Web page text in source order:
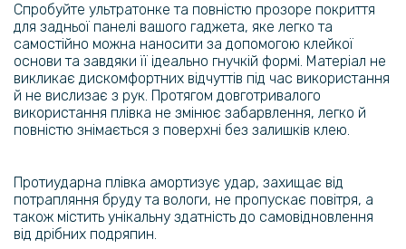
149 грн
239 грн
Чохол накладка New Textile leather саse для Samsung Galaxy A54
339 грн
Чохол накладка Omeve Magnetic Ring для Samsung Galaxy S23 FE
365 грн
Спробуйте ультратонке та повністю прозоре покриття
для задньої панелі вашого гаджета, яке легко та
самостійно можна наносити за допомогою клейкої
основи та завдяки її ідеально гнучкій формі. Матеріал не
викликає дискомфортних відчуттів під час використання
й не вислизає з рук. Протягом довготривалого
використання плівка не змінює забарвлення, легко й
повністю знімається з поверхні без залишків клею.
Протиударна плівка амортизує удар, захищає від
потрапляння бруду та вологи, не пропускає повітря, а
також містить унікальну здатність до самовідновлення
від дрібних подряпин.